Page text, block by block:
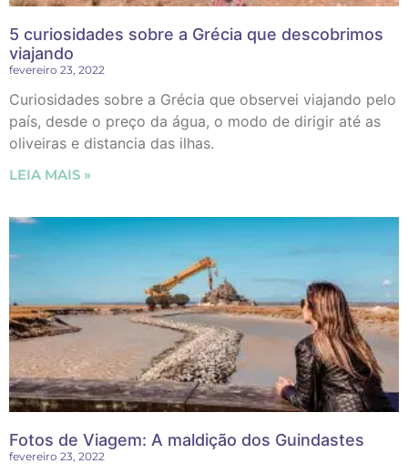
5 curiosidades sobre a Grécia que descobrimos
viajando
fevereiro 23, 2022
Curiosidades sobre a Grécia que observei viajando pelo
país, desde o preço da água, o modo de dirigir até as
oliveiras e distancia das ilhas.
LEIA MAIS »
Fotos de Viagem: A maldição dos Guindastes
fevereiro 23, 2022